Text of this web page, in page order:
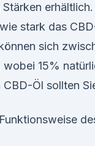
stark das
sich
wobei 15%
CBD-Öl sollten